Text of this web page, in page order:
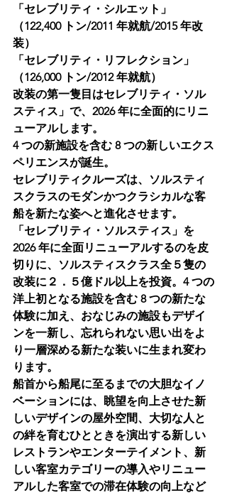
「セレブリティ・シルエット」
（122,400 トン/2011 年就航/2015 年改
装）
「セレブリティ・リフレクション」
（126,000 トン/2012 年就航）
改装の第一隻目はセレブリティ・ソル
スティス」で、2026 年に全面的にリニ
ューアルします。
4 つの新施設を含む 8 つの新しいエクス
ペリエンスが誕生。
セレブリティクルーズは、ソルスティ
スクラスのモダンかつクラシカルな客
船を新たな姿へと進化させます。
「セレブリティ・ソルスティス」を
2026 年に全面リニューアルするのを皮
切りに、ソルスティスクラス全５隻の
改装に２．５億ドル以上を投資。4 つの
洋上初となる施設を含む 8 つの新たな
体験に加え、おなじみの施設もデザイ
ンを一新し、忘れられない思い出をよ
り一層深める新たな装いに生まれ変わ
ります。
船首から船尾に至るまでの大胆なイノ
ベーションには、眺望を向上させた新
しいデザインの屋外空間、大切な人と
の絆を育むひとときを演出する新しい
レストランやエンターテイメント、新
しい客室カテゴリーの導入やリニュー
アルした客室での滞在体験の向上など